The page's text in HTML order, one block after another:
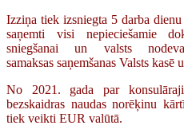
Izziņa tiek izsniegta 5 darba
saņemti visi nepieciešamie
sniegšanai un valsts
samaksas saņemšanas Valsts
No 2021. gada par
bezskaidras naudas norēķinu
tiek veikti EUR valūtā.